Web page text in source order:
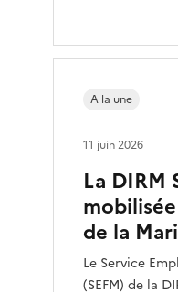
La DIRM
de la
Le Service
(SEFM) de la
A la une
11 juin 2026